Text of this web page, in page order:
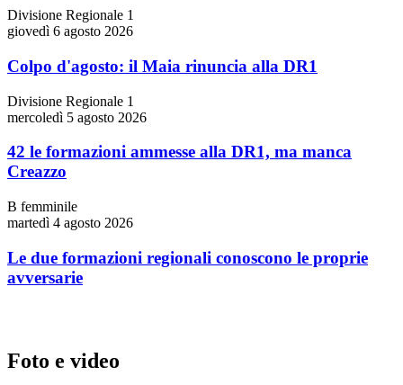
Divisione Regionale 1
giovedì 6 agosto 2026
Colpo d'agosto: il Maia rinuncia alla DR1
Divisione Regionale 1
mercoledì 5 agosto 2026
42 le formazioni ammesse alla DR1, ma manca
Creazzo
B femminile
martedì 4 agosto 2026
Le due formazioni regionali conoscono le proprie
avversarie
Foto e video